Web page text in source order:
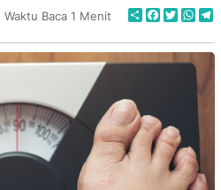
Waktu Baca 1 Menit Share